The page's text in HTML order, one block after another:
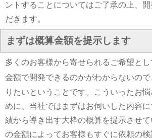
ントすることについてはご了承の上、
だきます。
まずは概算金額を提示します
多くのお客様から寄せられるご希望と
金額で開発できるのかがわからないの
りたいということです。こういったお
めに、当社ではまずはお伺いした内容
績から導き出す大枠の概算を提示させ
の金額によってお客様もすぐに依頼の検